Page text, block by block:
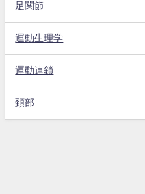
足関節
運動生理学
運動連鎖
頚部